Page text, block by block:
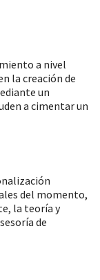
a nivel
la creación de
un
a cimentar un
del momento,
la teoría y
de